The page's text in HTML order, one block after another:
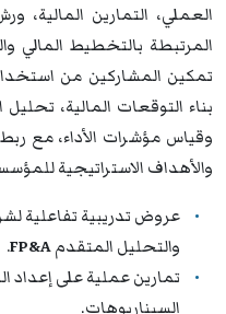
العملي، التمارين المالية،
المرتبطة بالتخطيط المالي
تمكين المشاركين من
بناء التوقعات المالية،
وقياس مؤشرات الأداء، مع ربط
والأهداف الاستراتيجية
عروض تدريبية تفاعلية
والتحليل المتقدمFP&A
.
تمارين عملية على إعداد
السيناريوهات.